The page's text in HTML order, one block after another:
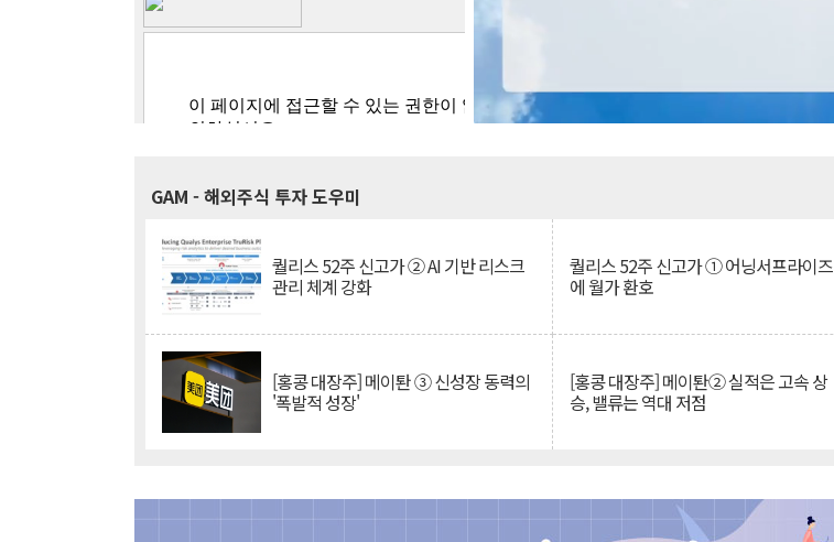
GAM - 해외주식 투자 도우미
퀄리스 52주 신고가 ② AI 기반 리스크
관리 체계 강화
퀄리스 52주 신고가 ① 어닝서프라이즈
에 월가 환호
[홍콩 대장주] 메이퇀 ③ 신성장 동력의
'폭발적 성장'
[홍콩 대장주] 메이퇀② 실적은 고속 상
승, 밸류는 역대 저점